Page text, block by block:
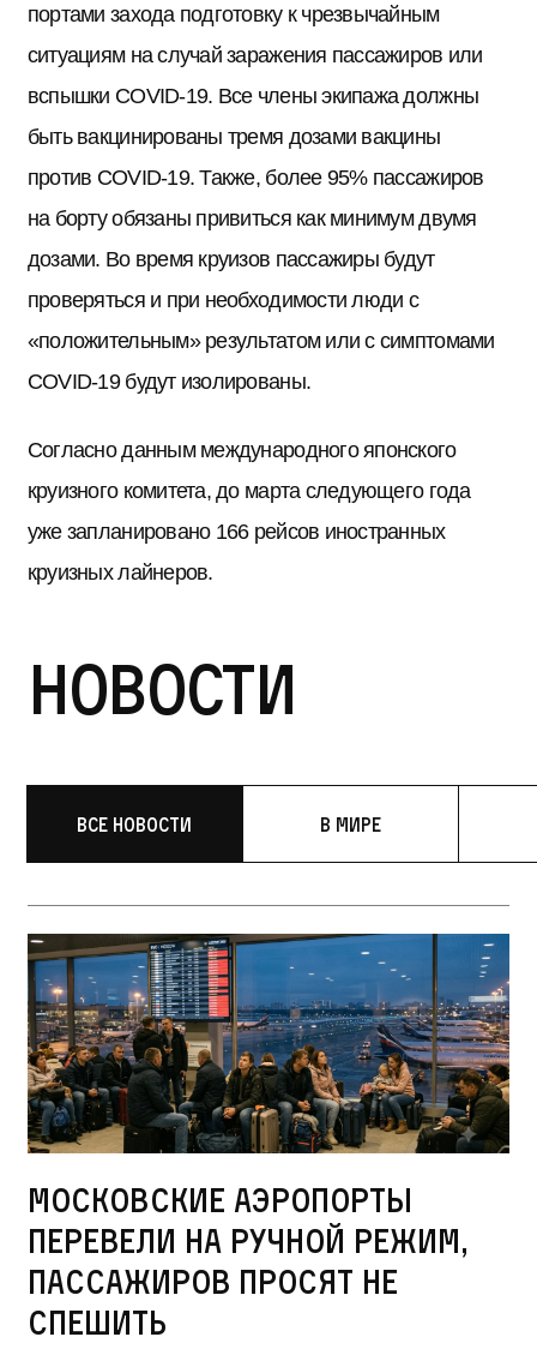
портами захода подготовку к чрезвычайным
ситуациям на случай заражения пассажиров или
вспышки COVID-19. Все члены экипажа должны
быть вакцинированы тремя дозами вакцины
против COVID-19. Также, более 95% пассажиров
на борту обязаны привиться как минимум двумя
дозами. Во время круизов пассажиры будут
проверяться и при необходимости люди с
«положительным» результатом или с симптомами
COVID-19 будут изолированы.
Согласно данным международного японского
круизного комитета, до марта следующего года
уже запланировано 166 рейсов иностранных
круизных лайнеров.
Новости
Все новости В мире
Московские аэропорты
перевели на ручной режим,
пассажиров просят не
спешить